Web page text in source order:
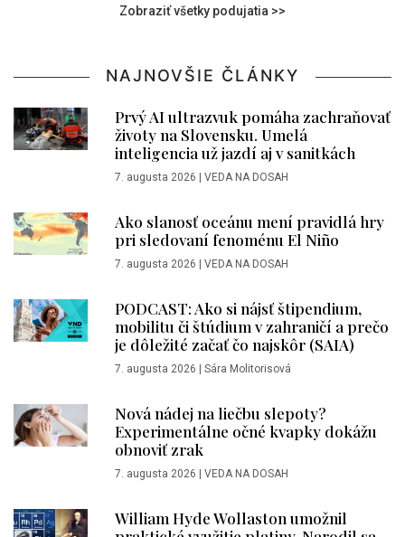
Zobraziť všetky podujatia >>
NAJNOVŠIE ČLÁNKY
Prvý AI ultrazvuk pomáha zachraňovať
životy na Slovensku. Umelá
inteligencia už jazdí aj v sanitkách
7. augusta 2026 VEDA NA DOSAH
Ako slanosť oceánu mení pravidlá hry
pri sledovaní fenoménu El Niño
7. augusta 2026 VEDA NA DOSAH
PODCAST: Ako si nájsť štipendium,
mobilitu či štúdium v zahraničí a prečo
je dôležité začať čo najskôr (SAIA)
7. augusta 2026 Sára Molitorisová
Nová nádej na liečbu slepoty?
Experimentálne očné kvapky dokážu
obnoviť zrak
7. augusta 2026 VEDA NA DOSAH
William Hyde Wollaston umožnil